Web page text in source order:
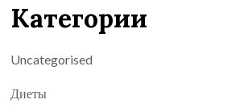
Категории
Uncategorised
Диеты